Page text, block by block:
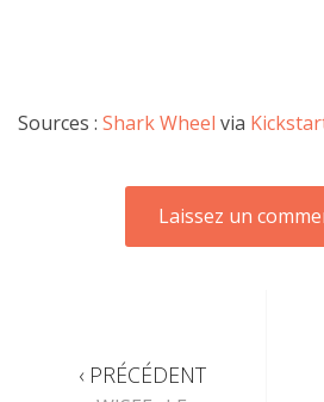
Sources : Shark Wheel via
‹ PRÉCÉDENT